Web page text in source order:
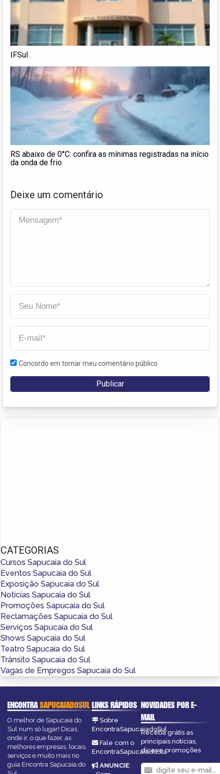
IFSul
RS abaixo de 0°C: confira as mínimas registradas na início
da onda de frio
Deixe um comentário
Concordo em tornar meu comentário público
CATEGORIAS
Cursos Sapucaia do Sul
Eventos Sapucaia do Sul
Exposição Sapucaia do Sul
Notícias Sapucaia do Sul
Promoções Sapucaia do Sul
Reclamações Sapucaia do Sul
Serviços Sapucaia do Sul
Shows Sapucaia do Sul
Teatro Sapucaia do Sul
Trânsito Sapucaia do Sul
Vagas de Empregos Sapucaia do Sul
ENCONTRASAPUCAIADOSUL
O melhor de Sapucaia do
Sul num só lugar! Dicas,
onde ir, o que fazer, as
melhores empresas, locais,
serviços e muito mais no
guia Encontra Sapucaia do
LINKS RÁPIDOS
Sobre
EncontraSapucaiadoSul
Fale com o
EncontraSapucaiadoSul
ANUNCIE:
NOVIDADES POR E-
MAIL
Receba grátis as
principais notícias,
dicas e promoções